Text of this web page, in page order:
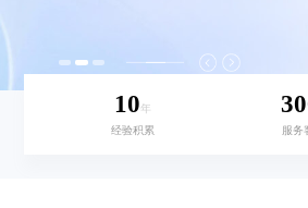
10年
经验积累
服务